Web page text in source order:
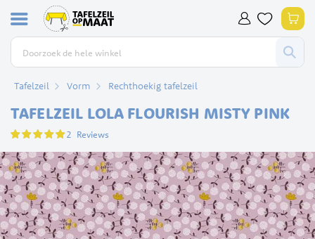
naar
inhoud
Tafelzeil Vorm Rechthoekig tafelzeil
TAFELZEIL LOLA FLOURISH MISTY PINK
Waardering:2 Reviews
Ga
naar
het
einde
van
de